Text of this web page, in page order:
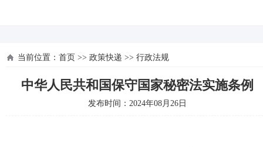
当前位置： 首页 >> 政策快递 >> 行政法规
中华人民共和国保守国家秘密法实施条例
发布时间：2024年08月26日